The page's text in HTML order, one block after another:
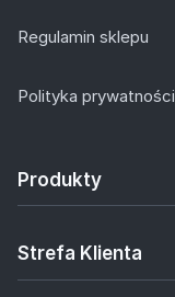
Regulamin sklepu
Polityka prywatności
Produkty
Strefa Klienta